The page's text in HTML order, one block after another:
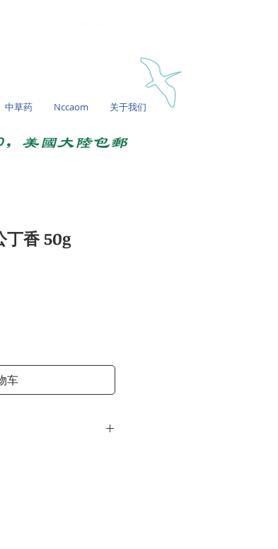
中草药 Nccaom 关于我们
丁香 50g
车
美国大陆包邮